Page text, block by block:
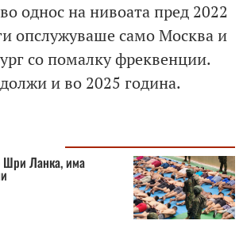
однос на нивоата пред 2022
опслужуваше само Москва и
со помалку фреквенции.
и во 2025 година.
Шри Ланка, има